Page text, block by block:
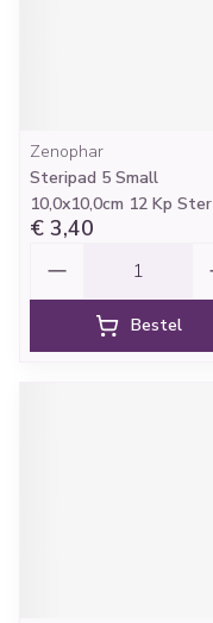
Zenophar
Steripad 5 Small
10,0x10,0cm 12 Kp Ster
€ 3,40
Bestel